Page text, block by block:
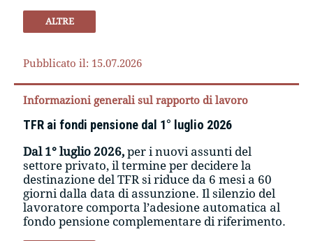
ALTRE
Pubblicato il: 15.07.2026
Informazioni generali sul rapporto di lavoro
TFR ai fondi pensione dal 1° luglio 2026
Dal 1° luglio 2026, per i nuovi assunti del
settore privato, il termine per decidere la
destinazione del TFR si riduce da 6 mesi a 60
giorni dalla data di assunzione. Il silenzio del
lavoratore comporta l’adesione automatica al
fondo pensione complementare di riferimento.